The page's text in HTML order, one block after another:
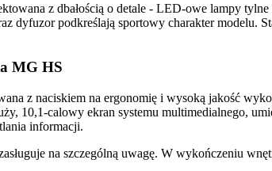
z dbałością o detale - LED-owe lampy
dyfuzor podkreślają sportowy charakter modelu.
MG HS
z naciskiem na ergonomię i wysoką jakość
10,1-calowy ekran systemu multimedialnego,
informacji.
na szczególną uwagę. W wykończeniu